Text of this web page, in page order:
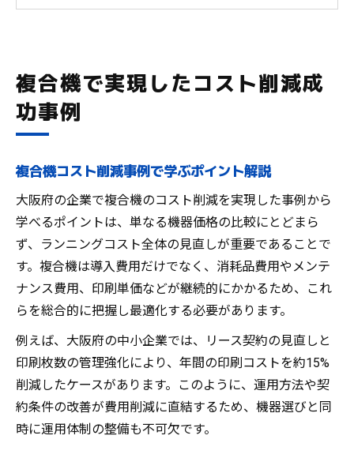
リース契約で複合機コスト削減を実現する
方法
複合機のリース契約見直しが効果を生む理
リース契約の賢い選び方とコスト最適化事
コスト削減に効く複合機のリース契約術と
は
リース契約活用で実現した経費削減の実際
大阪府の企業が選ぶコスト削減の秘訣
大阪府企業の複合機コスト削減成功戦略
リース契約活用で得られる大阪府の実例
複合機コスト削減に効く具体的な取り組み
地元企業が重視するリース契約の選び方
コスト削減と業務効率化の両立ポイント
リース契約見直しで叶う業務効率化
複合機で実現したコスト削減成
功事例
複合機コスト削減事例で学ぶポイント解説
大阪府の企業で複合機のコスト削減を実現した事例から
学べるポイントは、単なる機器価格の比較にとどまら
ず、ランニングコスト全体の見直しが重要であることで
す。複合機は導入費用だけでなく、消耗品費用やメンテ
ナンス費用、印刷単価などが継続的にかかるため、これ
らを総合的に把握し最適化する必要があります。
例えば、大阪府の中小企業では、リース契約の見直しと
印刷枚数の管理強化により、年間の印刷コストを約15%
削減したケースがあります。このように、運用方法や契
約条件の改善が費用削減に直結するため、機器選びと同
時に運用体制の整備も不可欠です。